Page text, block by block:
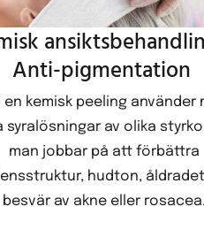
Anti-pigmentation
en kemisk peeling använder
syralösningar av olika
man jobbar på att förbättra
hudton,
besvär av akne eller rosacea.